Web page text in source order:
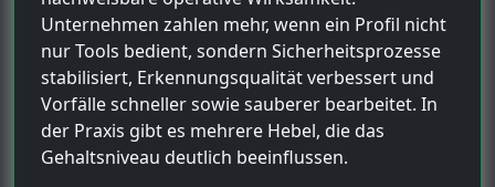
Unternehmen zahlen mehr, wenn ein Profil nicht
nur Tools bedient, sondern Sicherheitsprozesse
stabilisiert, Erkennungsqualität verbessert und
Vorfälle schneller sowie sauberer bearbeitet. In
der Praxis gibt es mehrere Hebel, die das
Gehaltsniveau deutlich beeinflussen.